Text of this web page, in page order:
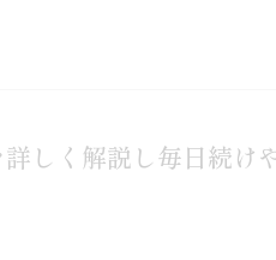
しく解説し毎日続け